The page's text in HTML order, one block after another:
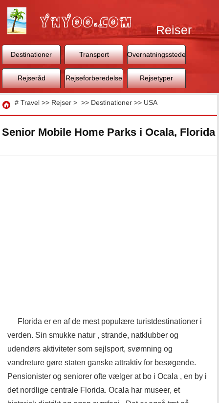
Rejser
Destinationer Transport Overnatningssteder
Rejseråd Rejseforberedelse Rejsetyper
Rejse
# Travel >> Rejser > >> Destinationer >> USA
Senior Mobile Home Parks i Ocala, Florida
Florida er en af ​​de mest populære turistdestinationer i
verden. Sin smukke natur , strande, natklubber og
udendørs aktiviteter som sejlsport, svømning og
vandreture gøre staten ganske attraktiv for besøgende.
Pensionister og seniorer ofte vælger at bo i Ocala , en by i
det nordlige centrale Florida. Ocala har museer, et